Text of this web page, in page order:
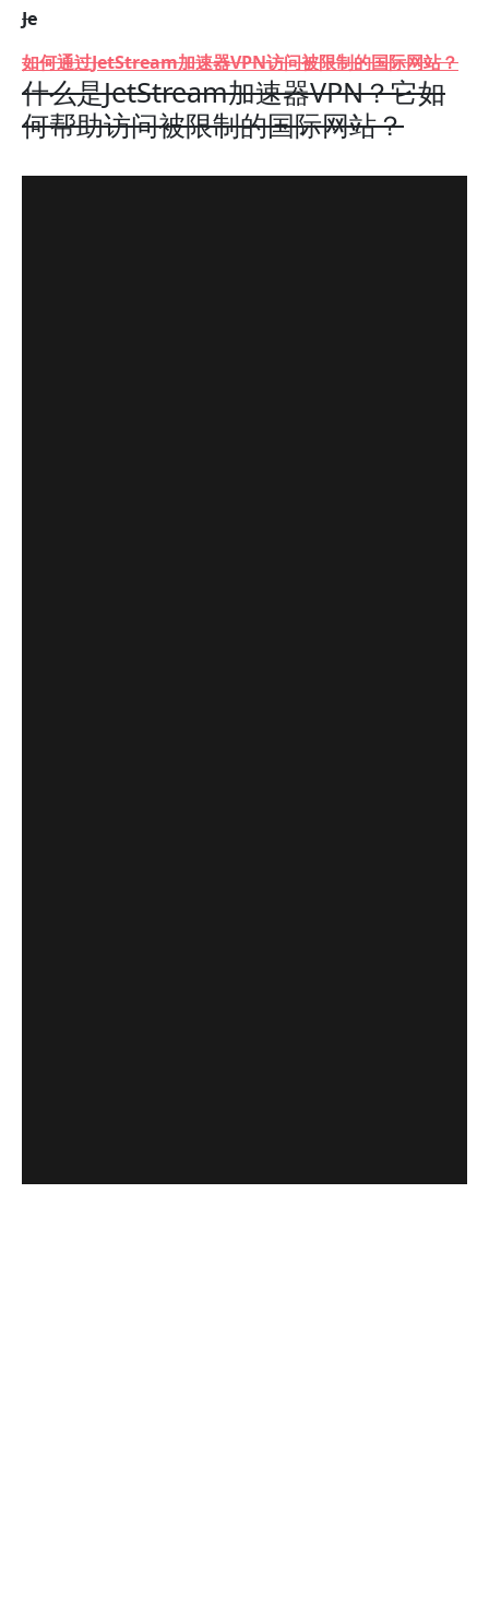
Je
如何通过JetStream加速器VPN访问被限制的国际网站？
什么是JetStream加速器VPN？它如
何帮助访问被限制的国际网站？